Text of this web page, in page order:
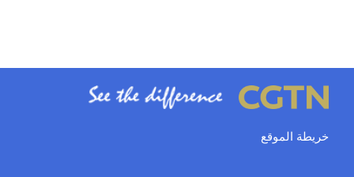
خريطة الموقع